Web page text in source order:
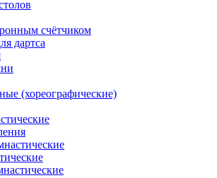
счётчиком
дартса
(хореографические)